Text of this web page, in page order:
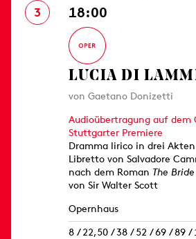
3 18:00
LUCIA DI
von Gaetano Donizetti
Audioübertragung auf dem
Stuttgarter Premiere
Dramma lirico in drei Akten
Libretto von Salvadore
nach dem Roman The
von Sir Walter Scott
Opernhaus
8 / 22,50 / 38 / 52 / 69 / 89 /